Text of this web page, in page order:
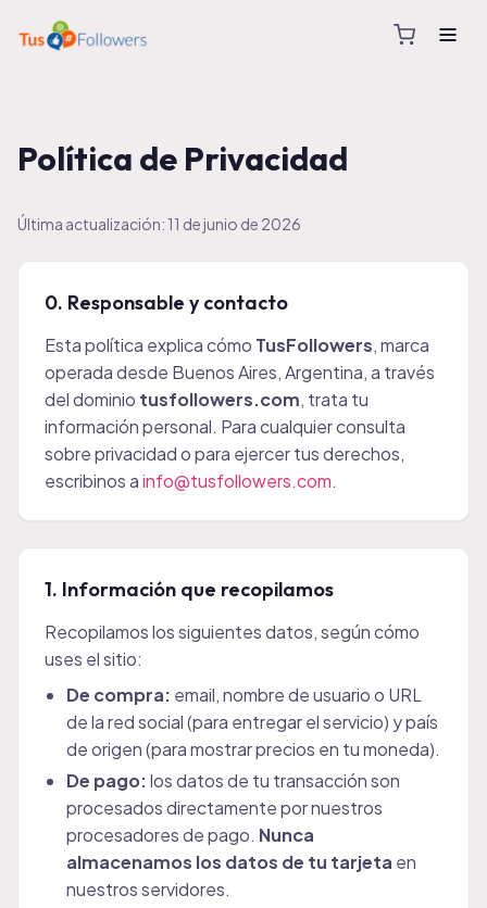
Política de Privacidad
Última actualización: 11 de junio de 2026
0. Responsable y contacto
Esta política explica cómo TusFollowers, marca
operada desde Buenos Aires, Argentina, a través
del dominio tusfollowers.com, trata tu
información personal. Para cualquier consulta
sobre privacidad o para ejercer tus derechos,
escribinos ainfo@tusfollowers.com.
1. Información que recopilamos
Recopilamos los siguientes datos, según cómo
uses el sitio:
De compra: email, nombre de usuario o URL
de la red social (para entregar el servicio) y país
de origen (para mostrar precios en tu moneda).
De pago:los datos de tu transacción son
procesados directamente por nuestros
procesadores de pago. Nunca
almacenamos los datos de tu tarjeta en
nuestros servidores.